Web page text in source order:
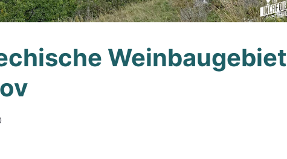
Weinbaugebiet